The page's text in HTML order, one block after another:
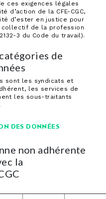
ces exigences légales
d’action de la CFE-CGC,
d’ester en justice pour
de la profession
3 du Code du travail).
de
sont les syndicats et
les services de
les sous-traitants
DES DONNÉES
non adhérente
la